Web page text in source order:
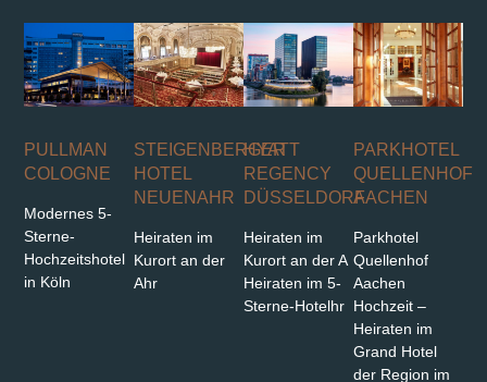
PULLMAN
COLOGNE
Modernes 5-
Sterne-
Hochzeitshotel
in Köln
STEIGENBERGER
HOTEL
NEUENAHR
Heiraten im
Kurort an der
Ahr
HYATT
REGENCY
DÜSSELDORF
Heiraten im
Kurort an der A
Heiraten im 5-
Sterne-Hotelhr
PARKHOTEL
QUELLENHOF
AACHEN
Parkhotel
Quellenhof
Aachen
Hochzeit –
Heiraten im
Grand Hotel
der Region im